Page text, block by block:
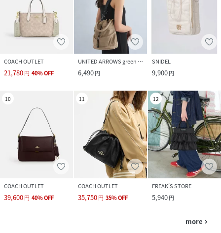
COACH OUTLET
21,780円 40%OFF
UNITED ARROWS green label relaxing
6,490円
SNIDEL
9,900円
10
COACH OUTLET
39,600円 40%OFF
11
COACH OUTLET
35,750円 35%OFF
12
FREAK’S STORE
5,940円
more navigate_next